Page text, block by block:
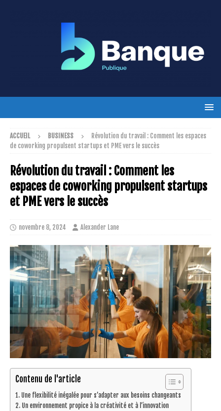
ACCUEIL BUSINESS
Révolution du travail : Comment les espaces
de coworking propulsent startups et PME vers le succès
Révolution du travail : Comment les
espaces de coworking propulsent startups
et PME vers le succès
novembre 8, 2024 Alexander Lane
Contenu de l'article
Une flexibilité inégalée pour s’adapter aux besoins changeants
Un environnement propice à la créativité et à l’innovation